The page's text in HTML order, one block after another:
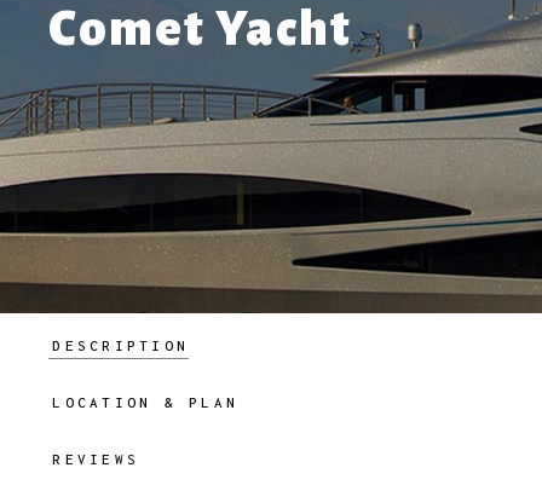
Comet Yacht
DESCRIPTION
LOCATION & PLAN
REVIEWS